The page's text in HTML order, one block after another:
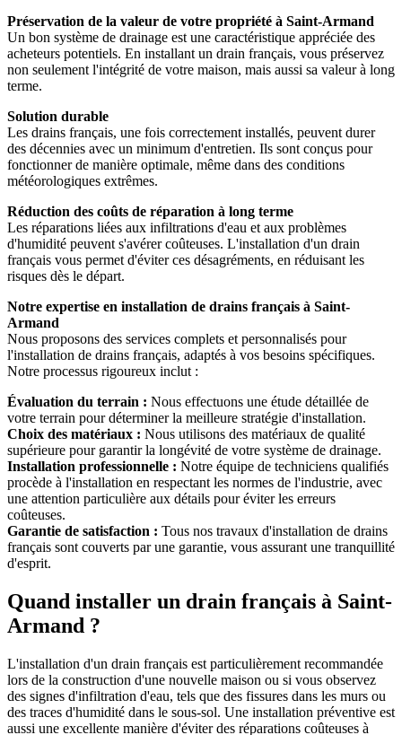
Préservation de la valeur de votre propriété à Saint-Armand
Un bon système de drainage est une caractéristique appréciée des
acheteurs potentiels. En installant un drain français, vous préservez
non seulement l'intégrité de votre maison, mais aussi sa valeur à long
terme.
Solution durable
Les drains français, une fois correctement installés, peuvent durer
des décennies avec un minimum d'entretien. Ils sont conçus pour
fonctionner de manière optimale, même dans des conditions
météorologiques extrêmes.
Réduction des coûts de réparation à long terme
Les réparations liées aux infiltrations d'eau et aux problèmes
d'humidité peuvent s'avérer coûteuses. L'installation d'un drain
français vous permet d'éviter ces désagréments, en réduisant les
risques dès le départ.
Notre expertise en installation de drains français à Saint-
Armand
Nous proposons des services complets et personnalisés pour
l'installation de drains français, adaptés à vos besoins spécifiques.
Notre processus rigoureux inclut :
Évaluation du terrain : Nous effectuons une étude détaillée de
votre terrain pour déterminer la meilleure stratégie d'installation.
Choix des matériaux : Nous utilisons des matériaux de qualité
supérieure pour garantir la longévité de votre système de drainage.
Installation professionnelle : Notre équipe de techniciens qualifiés
procède à l'installation en respectant les normes de l'industrie, avec
une attention particulière aux détails pour éviter les erreurs
coûteuses.
Garantie de satisfaction : Tous nos travaux d'installation de drains
français sont couverts par une garantie, vous assurant une tranquillité
d'esprit.
Quand installer un drain français à Saint-
Armand ?
L'installation d'un drain français est particulièrement recommandée
lors de la construction d'une nouvelle maison ou si vous observez
des signes d'infiltration d'eau, tels que des fissures dans les murs ou
des traces d'humidité dans le sous-sol. Une installation préventive est
aussi une excellente manière d'éviter des réparations coûteuses à